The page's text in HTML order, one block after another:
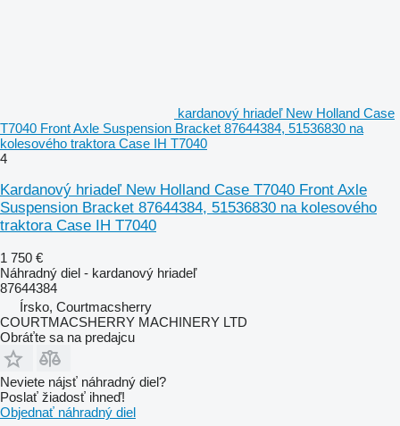
kardanový hriadeľ New Holland Case
T7040 Front Axle Suspension Bracket 87644384, 51536830 na
kolesového traktora Case IH T7040
4
Kardanový hriadeľ New Holland Case T7040 Front Axle
Suspension Bracket 87644384, 51536830 na kolesového
traktora Case IH T7040
1 750 €
Náhradný diel - kardanový hriadeľ
87644384
Írsko, Courtmacsherry
COURTMACSHERRY MACHINERY LTD
Obráťte sa na predajcu
Neviete nájsť náhradný diel?
Poslať žiadosť ihneď!
Objednať náhradný diel